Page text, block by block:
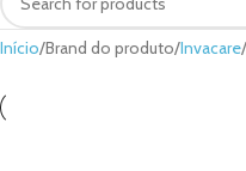
Início Brand do produto Invacare